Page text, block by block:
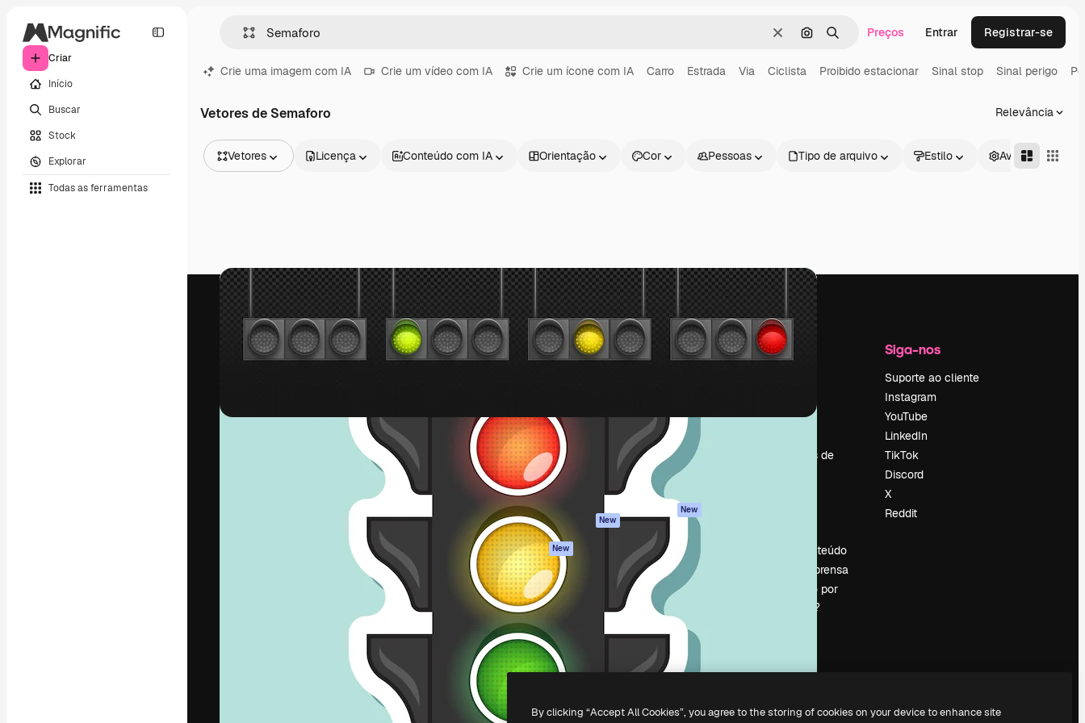
Criar
Início
Buscar
Stock
Explorar
Todas as ferramentas
LimparPesquisar por imagem
BuscarPreços Entrar Registrar-se
Crie uma imagem com IA Crie um vídeo com IA Crie um ícone com IA Carro Estrada Via Ciclista Proibido estacionar Sinal stop Sinal perigo
Vetores de Semaforo Relevância
Vetores
Vídeos
Clipes de vídeo
Animações
Modelos de vídeos
Modelos 3D
Licença Conteúdo com IA Orientação Cor Pessoas Tipo de arquivo Estilo Avançado
agências e estúdios.
Produtos
Gerador de
imagens
Gerador de vídeos
Texto para voz
Conteúdo de stock
MCP para
Claude/ChatGPT
New
Agentes New
API
App móvel
Todas as
ferramentas
Começar
Atendimento
Termos e
condições
Política de
privacidade
New
Política de cookies
Central de
confiabilidade
Afiliados
Empresas
Empresa
Reviews
Tendências de
Vender conteúdo
Sala de imprensa
Procurando por
magnific.ai?
Siga-nos
Suporte ao cliente
Instagram
YouTube
LinkedIn
TikTok
Discord
X
Reddit
Copyright © 2010- 2026 Freepik Company S.L.U. Todos os direitos reservados.
By clicking “Accept All Cookies”, you agree to the storing of cookies on your device to enhance site